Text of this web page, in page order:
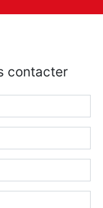
contacter